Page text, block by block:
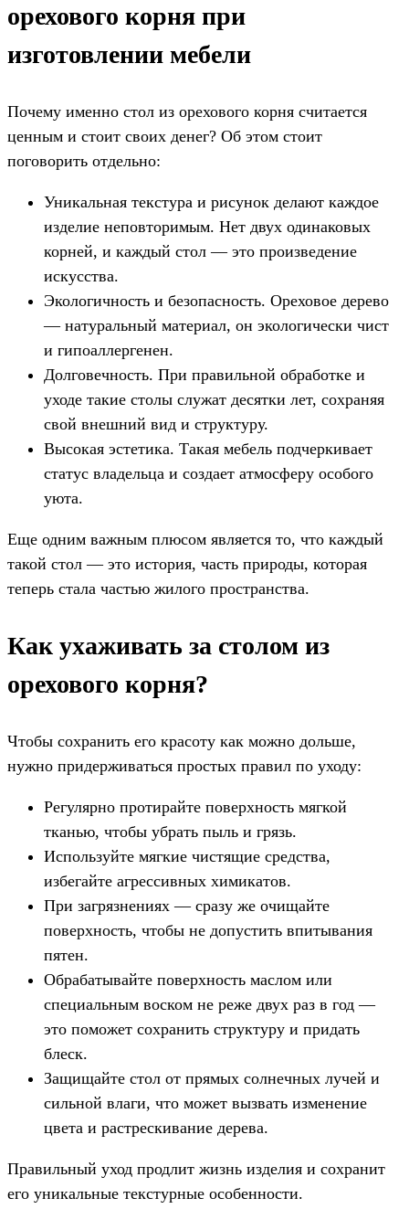
орехового корня при
изготовлении мебели
Почему именно стол из орехового корня считается
ценным и стоит своих денег? Об этом стоит
поговорить отдельно:
Уникальная текстура и рисунок делают каждое
изделие неповторимым. Нет двух одинаковых
корней, и каждый стол — это произведение
искусства.
Экологичность и безопасность. Ореховое дерево
— натуральный материал, он экологически чист
и гипоаллергенен.
Долговечность. При правильной обработке и
уходе такие столы служат десятки лет, сохраняя
свой внешний вид и структуру.
Высокая эстетика. Такая мебель подчеркивает
статус владельца и создает атмосферу особого
уюта.
Еще одним важным плюсом является то, что каждый
такой стол — это история, часть природы, которая
теперь стала частью жилого пространства.
Как ухаживать за столом из
орехового корня?
Чтобы сохранить его красоту как можно дольше,
нужно придерживаться простых правил по уходу:
Регулярно протирайте поверхность мягкой
тканью, чтобы убрать пыль и грязь.
Используйте мягкие чистящие средства,
избегайте агрессивных химикатов.
При загрязнениях — сразу же очищайте
поверхность, чтобы не допустить впитывания
пятен.
Обрабатывайте поверхность маслом или
специальным воском не реже двух раз в год —
это поможет сохранить структуру и придать
блеск.
Защищайте стол от прямых солнечных лучей и
сильной влаги, что может вызвать изменение
цвета и растрескивание дерева.
Правильный уход продлит жизнь изделия и сохранит
его уникальные текстурные особенности.